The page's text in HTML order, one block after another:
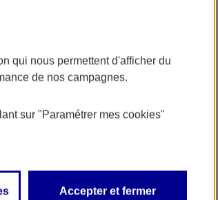
qui nous permettent d'afficher du
de nos campagnes.
sur "Paramétrer mes cookies"
Accepter et fermer